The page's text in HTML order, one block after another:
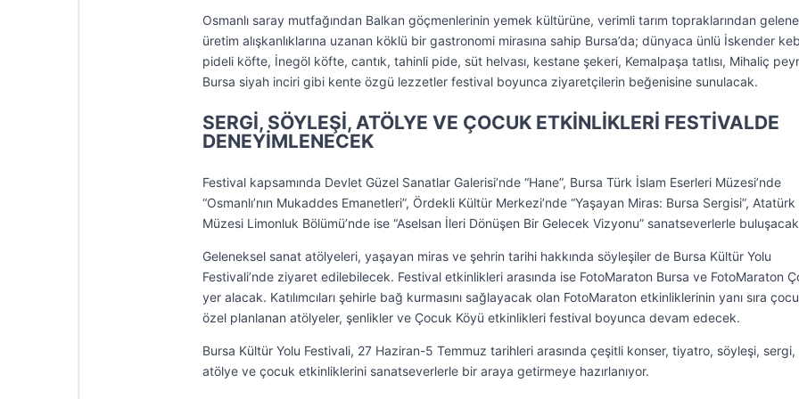
Osmanlı saray mutfağından Balkan göçmenlerinin yemek kültürüne, verimli tarım topraklarından
üretim alışkanlıklarına uzanan köklü bir gastronomi mirasına sahip Bursa’da; dünyaca ünlü İskender
pideli köfte, İnegöl köfte, cantık, tahinli pide, süt helvası, kestane şekeri, Kemalpaşa tatlısı, Mihaliç
Bursa siyah inciri gibi kente özgü lezzetler festival boyunca ziyaretçilerin beğenisine sunulacak.
SERGİ, SÖYLEŞİ, ATÖLYE VE ÇOCUK ETKİNLİKLERİ FESTİVALDE
DENEYİMLENECEK
Festival kapsamında Devlet Güzel Sanatlar Galerisi’nde “Hane”, Bursa Türk İslam Eserleri Müzesi’nde
“Osmanlı’nın Mukaddes Emanetleri”, Ördekli Kültür Merkezi’nde “Yaşayan Miras: Bursa Sergisi”, Atatürk
Müzesi Limonluk Bölümü’nde ise “Aselsan İleri Dönüşen Bir Gelecek Vizyonu” sanatseverlerle
Geleneksel sanat atölyeleri, yaşayan miras ve şehrin tarihi hakkında söyleşiler de Bursa Kültür Yolu
Festivali’nde ziyaret edilebilecek. Festival etkinlikleri arasında ise FotoMaraton Bursa ve FotoMaraton
yer alacak. Katılımcıları şehirle bağ kurmasını sağlayacak olan FotoMaraton etkinliklerinin yanı sıra
özel planlanan atölyeler, şenlikler ve Çocuk Köyü etkinlikleri festival boyunca devam edecek.
Bursa Kültür Yolu Festivali, 27 Haziran-5 Temmuz tarihleri arasında çeşitli konser, tiyatro, söyleşi, sergi,
atölye ve çocuk etkinliklerini sanatseverlerle bir araya getirmeye hazırlanıyor.